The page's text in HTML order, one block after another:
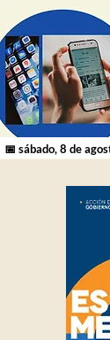
📅 sábado, 8 de